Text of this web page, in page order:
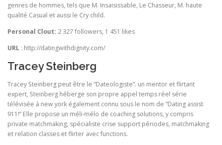
genres de hommes, tels que M. Insaisissable, Le Chasseur, M. haute
qualité Casual et aussi le Cry child.
Personal Clout: 2 327 followers, 1 451 likes
URL : http://datingwithdignity.com/
Tracey Steinberg
Tracey Steinberg peut être le “Dateologiste”. un mentor et flirtant
expert, Steinberg héberge son propre appel temps réel série
télévisée à new york également connu sous le nom de “Dating assist
911!” Elle propose un méli-mélo de coaching solutions, y compris
private matchmaking, spécialiste crise support périodes, matchmaking
et relation classes et flirter avec functions.